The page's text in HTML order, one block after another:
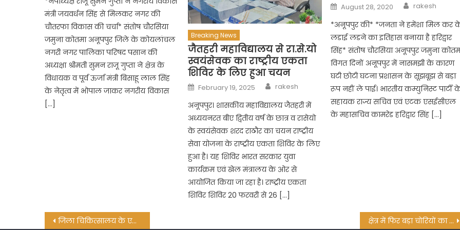
मंत्री जयवर्धन सिंह से मिलकर नगर की
चौतरफा विकास की चर्चा* संतोष चौरसिया
जमुना कोतमा अनूपपुर जिले के कोयलांचल
नगरी नगर पालिका परिषद पसान की
अध्यक्षा श्रीमती सुमन राजू गुप्ता ने क्षेत्र के
विधायक व पूर्व ऊर्जा मंत्री बिसाहू लाल सिंह
के नेतृत्व में भोपाल जाकर नगरीय विकास
[…]
Breaking News
जैतहरी महाविद्यालय से रा.से.यो
स्वयंसेवक का राष्ट्रीय एकता
शिविर के लिए हुआ चयन
Posted
on
February 19, 2025 Author
rakesh
अनूपपुर। शासकीय महाविद्यालय जैतहरी में
अध्ययनरत बीए द्वितीय वर्ष के छात्र व रासेयो
के स्वयंसेवक शरद राठौर का चयन राष्ट्रीय
सेवा योजना के राष्ट्रीय एकता शिविर के लिए
हुआ है। यह शिविर भारत सरकार युवा
कार्यक्रम एवं खेल मंत्रालय के ओर से
आयोजित किया जा रहा है। राष्ट्रीय एकता
शिविर शिविर 20 फरवरी से 26 […]
Posted
on
August 28, 2020 Author
rakesh
*अनूपपुर की* *जनता ने हमेंशा मिल कर
लडाई लडने का इतिहास बनाया है हरिद्वार
सिंह* संतोष चौरसिया अनूपपुर जमुना
विगत दिनों अनूपपुर में नासमझी के कारण
घटी छोटी घटना प्रशासन के सूझबूझ से बड़ा
रूप नहीं ले पाई। भारतीय कम्युनिस्ट पार्टी
सहायक राज्य सचिव एवं एटक एसईसीएल
के महासचिव कामरेड हरिद्वार सिंह […]
Post
जिला चिकित्सालय के एनआरसी में भर्ती 15 माह के बच्चे को सिविल सर्जन डॉक्टर राय ने किया रक्तदान क्षेत्र में फिर बड़ा चोरियों का सिलसिला,ज्वेलरी की दुकान में चोरों ने किया हाथ साफ